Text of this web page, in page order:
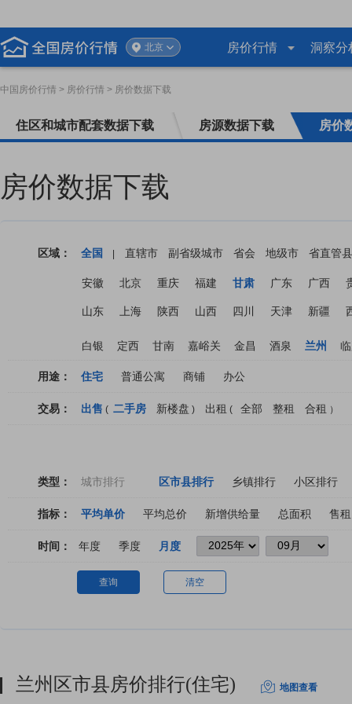
北京 房价行情 洞察分
中国房价行情 > 房价行情 > 房价数据下载
住区和城市配套数据下载 房源数据下载 房价
房价数据下载
区域： 全国 直辖市 副省级城市 省会 地级市 省直管县
安徽 北京 重庆 福建 甘肃 广东 广西
山东 上海 陕西 山西 四川 天津 新疆
白银 定西 甘南 嘉峪关 金昌 酒泉 兰州
用途： 住宅 普通公寓 商铺 办公
交易： 出售 ( 二手房 新楼盘 ) 出租 ( 全部 整租 合租 ）
类型： 城市排行 区市县排行 乡镇排行 小区排行
指标： 平均单价 平均总价 新增供给量 总面积 售
时间： 年度 季度 月度
查询 清空
兰州区市县房价排行(住宅) 地图查看